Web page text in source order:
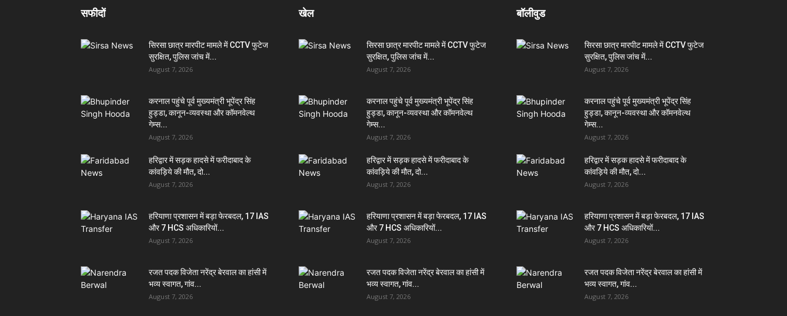
सफीदों
सिरसा छात्र मारपीट मामले में CCTV फुटेज
सुरक्षित, पुलिस जांच में...
August 7, 2026
करनाल पहुंचे पूर्व मुख्यमंत्री भूपेंद्र सिंह
हुड्डा, कानून-व्यवस्था और कॉमनवेल्थ
गेम्स...
August 7, 2026
हरिद्वार में सड़क हादसे में फरीदाबाद के
कांवड़िये की मौत, दो...
August 7, 2026
हरियाणा प्रशासन में बड़ा फेरबदल, 17 IAS
और 7 HCS अधिकारियों...
August 7, 2026
रजत पदक विजेता नरेंद्र बेरवाल का हांसी में
भव्य स्वागत, गांव...
August 7, 2026
खेल
सिरसा छात्र मारपीट मामले में CCTV फुटेज
सुरक्षित, पुलिस जांच में...
August 7, 2026
करनाल पहुंचे पूर्व मुख्यमंत्री भूपेंद्र सिंह
हुड्डा, कानून-व्यवस्था और कॉमनवेल्थ
गेम्स...
August 7, 2026
हरिद्वार में सड़क हादसे में फरीदाबाद के
कांवड़िये की मौत, दो...
August 7, 2026
हरियाणा प्रशासन में बड़ा फेरबदल, 17 IAS
और 7 HCS अधिकारियों...
August 7, 2026
रजत पदक विजेता नरेंद्र बेरवाल का हांसी में
भव्य स्वागत, गांव...
August 7, 2026
बॉलीवुड
सिरसा छात्र मारपीट मामले में CCTV फुटेज
सुरक्षित, पुलिस जांच में...
August 7, 2026
करनाल पहुंचे पूर्व मुख्यमंत्री भूपेंद्र सिंह
हुड्डा, कानून-व्यवस्था और कॉमनवेल्थ
गेम्स...
August 7, 2026
हरिद्वार में सड़क हादसे में फरीदाबाद के
कांवड़िये की मौत, दो...
August 7, 2026
हरियाणा प्रशासन में बड़ा फेरबदल, 17 IAS
और 7 HCS अधिकारियों...
August 7, 2026
रजत पदक विजेता नरेंद्र बेरवाल का हांसी में
भव्य स्वागत, गांव...
August 7, 2026